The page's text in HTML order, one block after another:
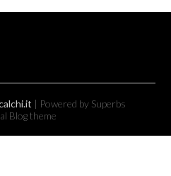
| Powered by Superbs
Blog theme